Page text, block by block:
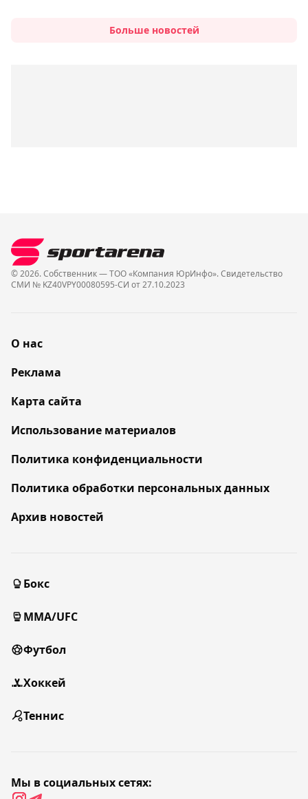
Больше новостей
© 2026. Собственник — ТОО «Компания ЮрИнфо». Cвидетельство
СМИ № KZ40VPY00080595-СИ от 27.10.2023
О нас
Реклама
Карта сайта
Использование материалов
Политика конфиденциальности
Политика обработки персональных данных
Архив новостей
Бокс
MMA/UFC
Футбол
Хоккей
Теннис
Мы в социальных сетях: